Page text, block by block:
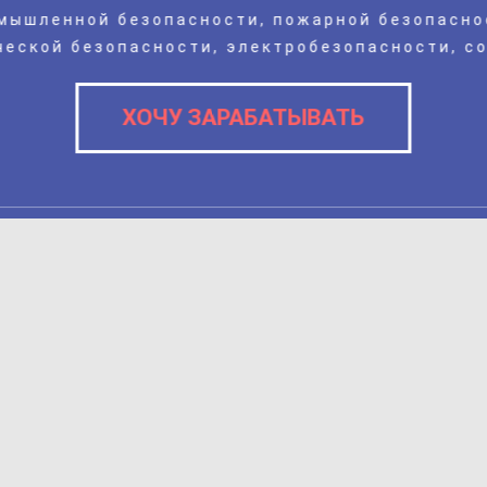
безопасности, пожарной
безопасности, электробезопасности,
ХОЧУ ЗАРАБАТЫВАТЬ